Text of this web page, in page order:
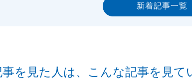
新着記事一覧
事を見た人は、こんな記事を見て